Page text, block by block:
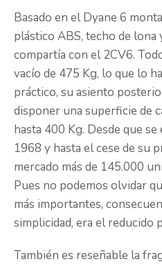
Basado en el Dyane 6
plástico ABS, techo de
compartía con el 2CV6.
vacío de 475 Kg, lo que lo
práctico, su asiento
disponer una superficie de
hasta 400 Kg. Desde que
1968 y hasta el cese de su
mercado más de 145.000
Pues no podemos olvidar
más importantes,
simplicidad, era el reducido
También es reseñable la